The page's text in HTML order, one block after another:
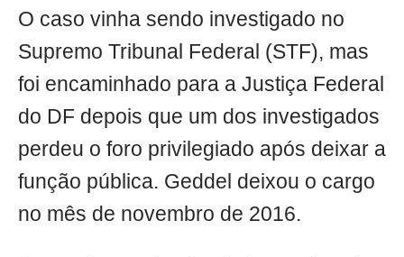
O caso vinha sendo investigado no
Supremo Tribunal Federal (STF), mas
foi encaminhado para a Justiça Federal
do DF depois que um dos investigados
perdeu o foro privilegiado após deixar a
função pública. Geddel deixou o cargo
no mês de novembro de 2016.